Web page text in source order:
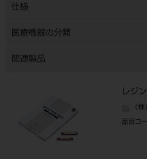
仕様
医療機器の分類
関連製品
レジ
（
品目コ